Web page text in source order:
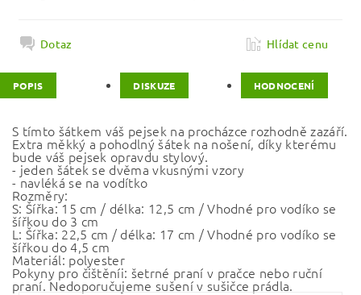
Dotaz Hlídat cenu
POPIS DISKUZE HODNOCENÍ
S tímto šátkem váš pejsek na procházce rozhodně zazáří.
Extra měkký a pohodlný šátek na nošení, díky kterému
bude váš pejsek opravdu stylový.
- jeden šátek se dvěma vkusnými vzory
- navléká se na vodítko
Rozměry:
S: Šířka: 15 cm / délka: 12,5 cm / Vhodné pro vodíko se
šířkou do 3 cm
L: Šířka: 22,5 cm / délka: 17 cm / Vhodné pro vodíko se
šířkou do 4,5 cm
Materiál: polyester
Pokyny pro čištěníi: šetrné praní v pračce nebo ruční
praní. Nedoporučujeme sušení v sušičce prádla.